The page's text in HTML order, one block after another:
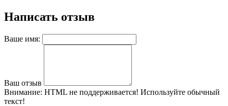
Написать отзыв
Ваше имя:
Ваш отзыв
Внимание: HTML не поддерживается! Используйте обычный
текст!